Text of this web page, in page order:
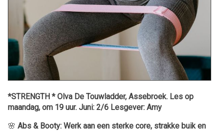
*STRENGTH * Olva De Touwladder, Assebroek. Les op
maandag, om 19 uur. Juni: 2/6 Lesgever: Amy
🌸 Abs & Booty: Werk aan een sterke core, strakke buik en